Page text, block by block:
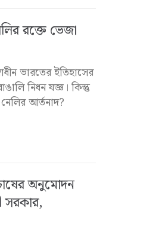
রক্তে ভেজা
ভারতের ইতিহাসের
নিধন যজ্ঞ। কিন্তু
আর্তনাদ?
অনুমোদন
সরকার,